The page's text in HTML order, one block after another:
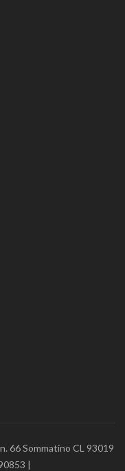
66 Sommatino CL 93019
|